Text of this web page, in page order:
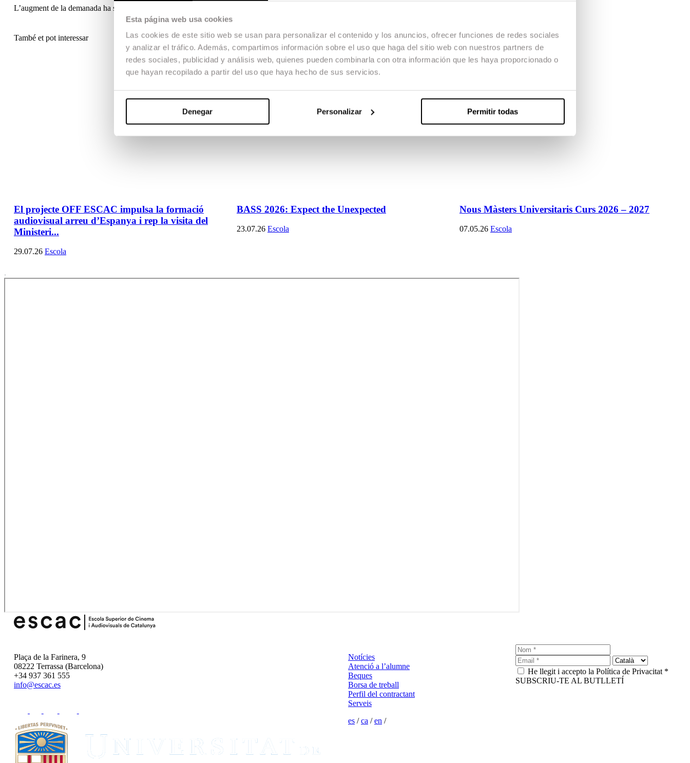
Esta página web usa cookies
Las cookies de este sitio web se usan para personalizar el contenido y los anuncios, ofrecer funciones de redes sociales
y analizar el tráfico. Además, compartimos información sobre el uso que haga del sitio web con nuestros partners de
redes sociales, publicidad y análisis web, quienes pueden combinarla con otra información que les haya proporcionado o
que hayan recopilado a partir del uso que haya hecho de sus servicios.
Denegar Personalizar Permitir todas
L’augment de la demanada ha suposat que la nota de tall hagi passat d’un 7,333 del curs passat al 9,264 de la preinscripció per al curs 2018-2019.
També et pot interessar
El projecte OFF ESCAC impulsa la formació
audiovisual arreu d’Espanya i rep la visita del
Ministeri...
29.07.26 Escola
BASS 2026: Expect the Unexpected
23.07.26 Escola
Nous Màsters Universitaris Curs 2026 – 2027
07.05.26 Escola
Plaça de la Farinera, 9
08222 Terrassa (Barcelona)
+34 937 361 555
info@escac.es
Notícies
Atenció a l’alumne
Beques
Borsa de treball
Perfil del contractant
Serveis
es /ca /en /
He llegit i accepto la Política de Privacitat *
SUBSCRIU-TE AL BUTLLETÍ